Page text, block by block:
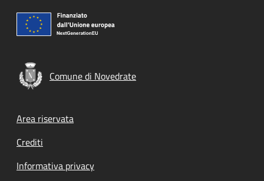
Comune di Novedrate
Footer menu
Area riservata
Crediti
Informativa privacy